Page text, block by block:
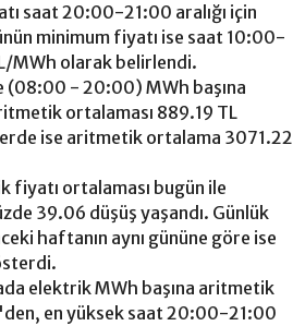
saat 20:00-21:00 aralığı için
minimum fiyatı ise saat 10:00-
MWh olarak belirlendi.
(08:00 - 20:00) MWh başına
ortalaması 889.19 TL
ise aritmetik ortalama 3071.22
fiyatı ortalaması bugün ile
39.06 düşüş yaşandı. Günlük
haftanın aynı gününe göre ise
elektrik MWh başına aritmetik
en yüksek saat 20:00-21:00